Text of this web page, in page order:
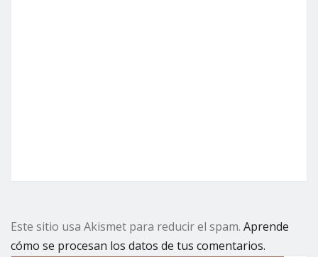
Este sitio usa Akismet para reducir el spam. Aprende
cómo se procesan los datos de tus comentarios.